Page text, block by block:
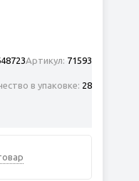
Артикул: 71593
в упаковке: 28